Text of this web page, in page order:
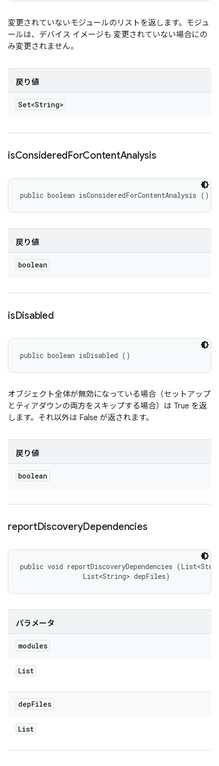
変更されていないモジュールのリストを返します。モジュ
ールは、デバイス イメージも 変更されていない場合にの
み変更されません。
戻り値
Set<String>
isConsideredForContentAnalysis
public boolean isConsideredForContentAnalysis ()
戻り値
boolean
isDisabled
public boolean isDisabled ()
オブジェクト全体が無効になっている場合（セットアップ
とティアダウンの両方をスキップする場合）は True を返
します。それ以外は False が返されます。
戻り値
boolean
reportDiscoveryDependencies
public void reportDiscoveryDependencies
                List<String> depFiles)
パラメータ
modules
List
depFiles
List